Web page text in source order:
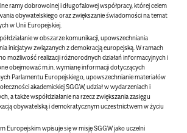
ramy dobrowolnej i długofalowej współpracy, której celem
obywatelskiego oraz zwiększanie świadomości na temat
w Unii Europejskiej.
w obszarze komunikacji, upowszechniania
inicjatyw związanych z demokracją europejską. W ramach
możliwość realizacji różnorodnych działań informacyjnych i
obejmować m.in. wymianę informacji dotyczących
Parlamentu Europejskiego, upowszechnianie materiałów
akademickiej SGGW, udział w wydarzeniach i
a także współdziałanie na rzecz zwiększania zasięgu
obywatelską i demokratycznym uczestnictwem w życiu
Europejskim wpisuje się w misję SGGW jako uczelni